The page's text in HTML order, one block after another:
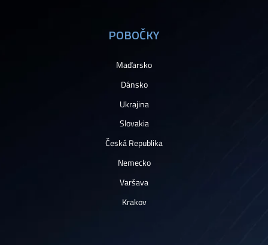
POBOČKY
Maďarsko
Dánsko
Ukrajina
Slovakia
Česká Republika
Nemecko
Varšava
Krakov